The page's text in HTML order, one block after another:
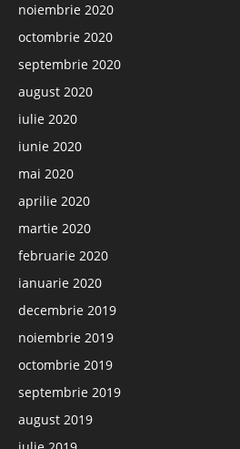
noiembrie 2020
octombrie 2020
septembrie 2020
august 2020
iulie 2020
iunie 2020
mai 2020
aprilie 2020
martie 2020
februarie 2020
ianuarie 2020
decembrie 2019
noiembrie 2019
octombrie 2019
septembrie 2019
august 2019